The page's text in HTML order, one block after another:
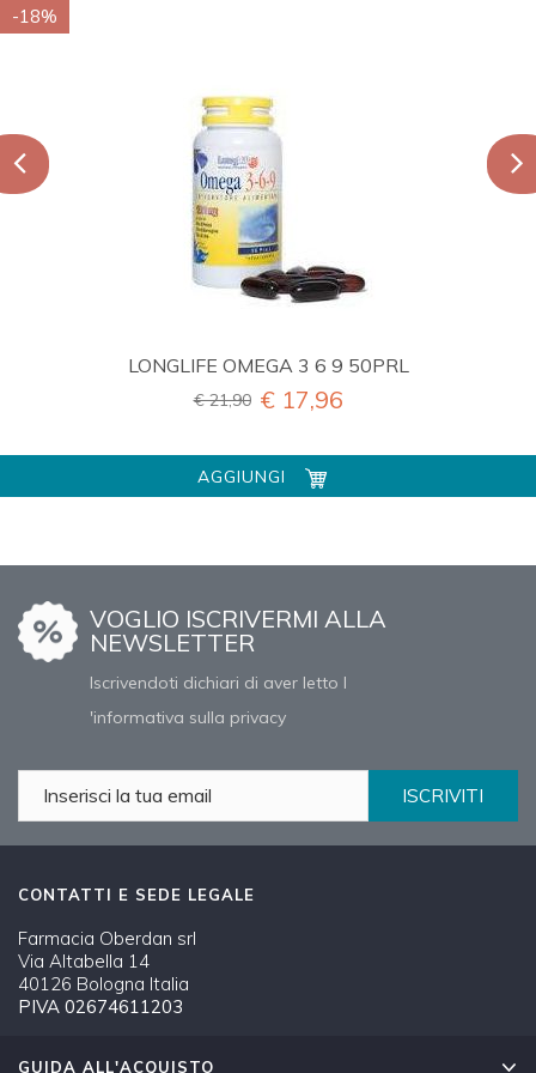
LONGLIFE OMEGA 3 6 9 50PRL
€ 21,90 € 17,96
-18%
AGGIUNGI
VOGLIO ISCRIVERMI ALLA
NEWSLETTER
Iscrivendoti dichiari di aver letto l
'informativa sulla privacy
ISCRIVITI
CONTATTI E SEDE LEGALE
Farmacia Oberdan srl
Via Altabella 14
40126 Bologna Italia
PIVA 02674611203
GUIDA ALL'ACQUISTO